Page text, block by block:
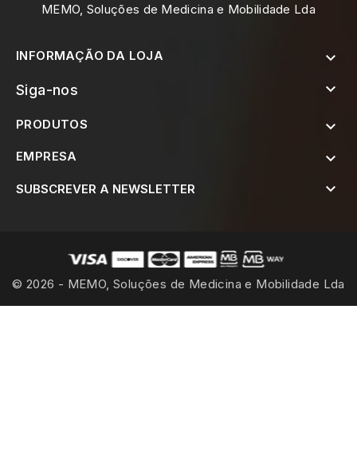
MEMO, Soluções de Medicina e Mobilidade Lda
INFORMAÇÃO DA LOJA 
Siga-nos 
PRODUTOS 
EMPRESA 
SUBSCREVER A NEWSLETTER 
© 2026 - MEMO, Soluções de Medicina e Mobilidade Lda